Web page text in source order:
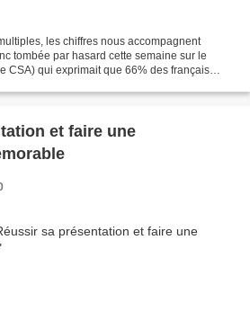
les chiffres nous accompagnent
tombée par hasard cette semaine sur le
CSA) qui exprimait que 66% des français
et faire une